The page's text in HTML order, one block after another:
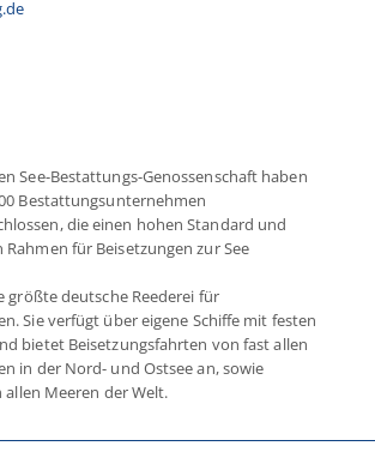
See-Bestattungs-Genossenschaft haben
Bestattungsunternehmen
die einen hohen Standard und
für Beisetzungen zur See
größte deutsche Reederei für
Sie verfügt über eigene Schiffe mit festen
bietet Beisetzungsfahrten von fast allen
in der Nord- und Ostsee an, sowie
Meeren der Welt.